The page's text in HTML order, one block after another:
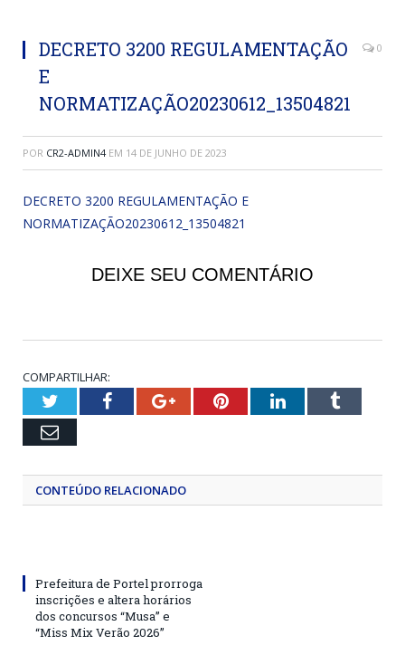
DECRETO 3200 REGULAMENTAÇÃO
E
NORMATIZAÇÃO20230612_13504821
0
POR CR2-ADMIN4 EM 14 DE JUNHO DE 2023
DECRETO 3200 REGULAMENTAÇÃO E
NORMATIZAÇÃO20230612_13504821
DEIXE SEU COMENTÁRIO
COMPARTILHAR:
TwitterFacebookGoogle+PinterestLinkedInTumblr
Email
CONTEÚDO RELACIONADO
Prefeitura de Portel prorroga
inscrições e altera horários
dos concursos “Musa” e
“Miss Mix Verão 2026”